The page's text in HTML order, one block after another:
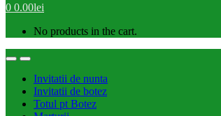
0 0.00lei
No products in the cart.
Invitatii de nunta
Invitatii de botez
Totul pt Botez